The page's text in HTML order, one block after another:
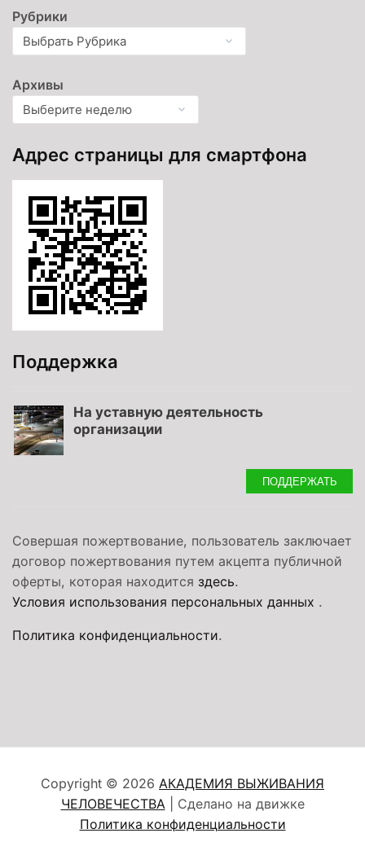
Рубрики
Архивы
Адрес страницы для смартфона
Поддержка
На уставную деятельность
организации
ПОДДЕРЖАТЬ
Совершая пожертвование, пользователь заключает
договор пожертвования путем акцепта публичной
оферты, которая находится здесь.
Условия использования персональных данных .
Политика конфиденциальности.
Copyright © 2026 АКАДЕМИЯ ВЫЖИВАНИЯ
ЧЕЛОВЕЧЕСТВА| Сделано на движке
Политика конфиденциальности